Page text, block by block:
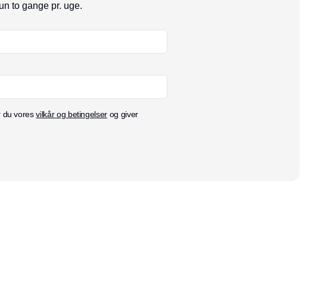
to gange pr. uge.
du voresvilkår og betingelser og giver